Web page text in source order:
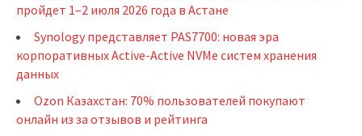
пройдет 1–2 июля 2026 года в Астане
Synology представляет PAS7700: новая эра
корпоративных Active-Active NVMe систем хранения
данных
Ozon Казахстан: 70% пользователей покупают
онлайн из за отзывов и рейтинга